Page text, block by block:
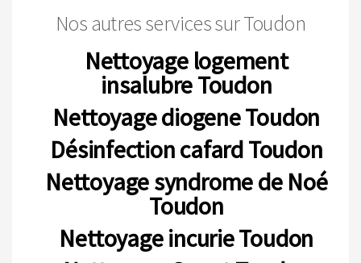
Nos autres services sur Toudon
Nettoyage logement
insalubre Toudon
Nettoyage diogene Toudon
Désinfection cafard Toudon
Nettoyage syndrome de Noé
Toudon
Nettoyage incurie Toudon